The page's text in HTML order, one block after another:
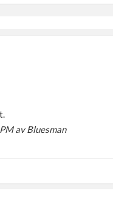
av Bluesman